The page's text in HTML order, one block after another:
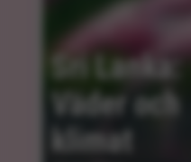
Sri Lanka:
Väder och
klimat